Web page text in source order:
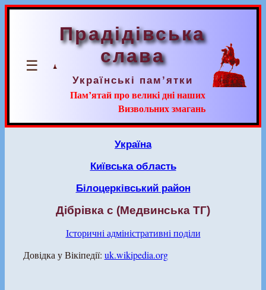
☰
Прадідівська
слава
Українські пам’ятки
Пам’ятай про великі дні наших
Визвольних змагань
Україна
Київська область
Білоцерківський район
Дібрівка с (Медвинська ТГ)
Історичні адміністративні поділи
Довідка у Вікіпедії: uk.wikipedia.org